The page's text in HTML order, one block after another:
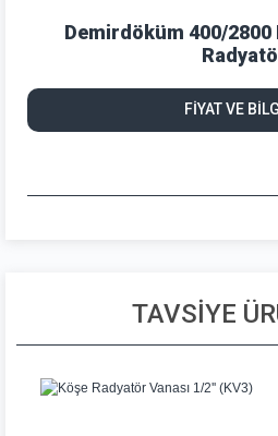
Demirdöküm 400/2800
FİYAT VE
TAVSİYE